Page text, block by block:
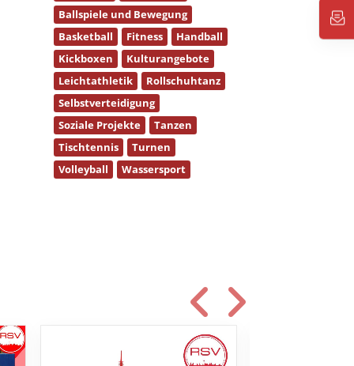
Ballspiele und Bewegung
Basketball
Fitness
Handball
Kickboxen
Kulturangebote
Leichtathletik
Rollschuhtanz
Selbstverteidigung
Soziale Projekte
Tanzen
Tischtennis
Turnen
Volleyball
Wassersport